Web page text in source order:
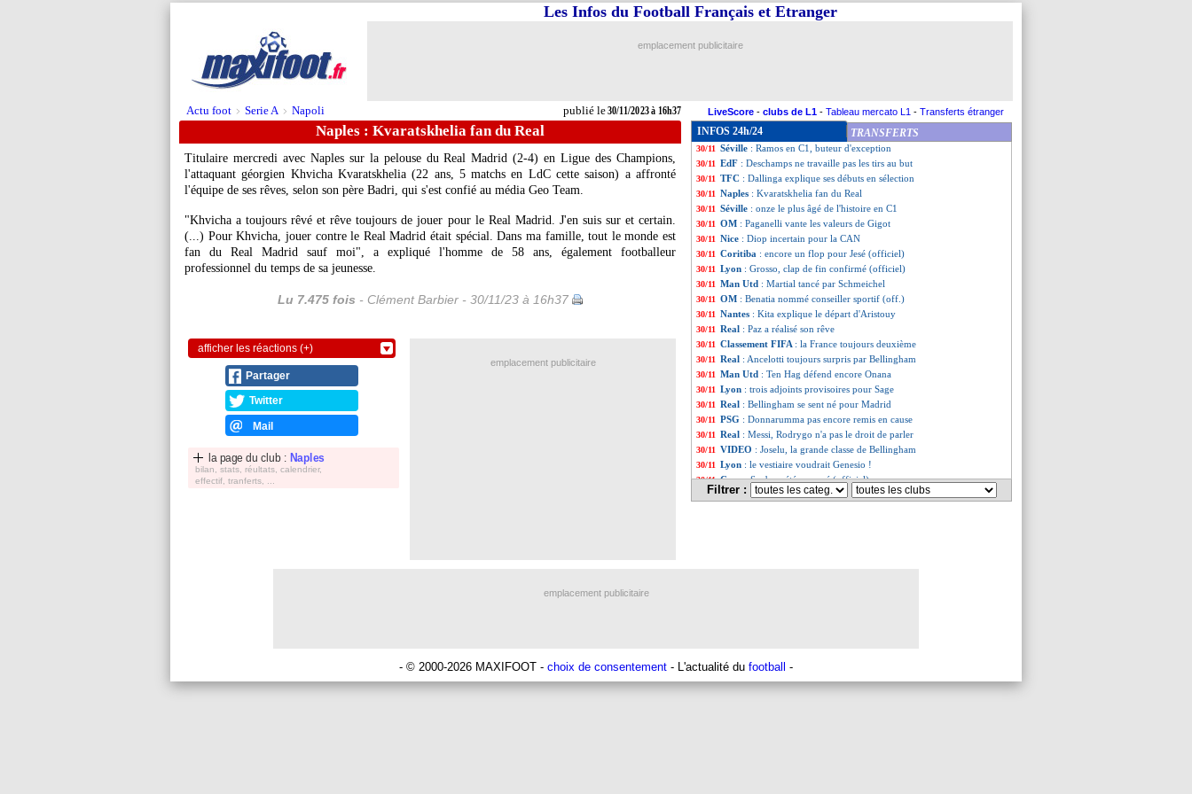
Actu foot > Serie A > Napoli publié le30/11/2023 à 16h37
Les Infos du Football Français et Etranger
emplacement publicitaire
LiveScore - clubs de L1 - Tableau mercato L1 - Transferts étranger
Naples : Kvaratskhelia fan du Real
Titulaire mercredi avec Naples sur la pelouse du Real Madrid (2-4) en Ligue des Champions,
l'attaquant géorgien Khvicha Kvaratskhelia(22 ans, 5 matchs en LdC cette saison) a affronté
l'équipe de ses rêves, selon son père Badri, qui s'est confié au média Geo Team.
"Khvicha a toujours rêvé et rêve toujours de jouer pour le Real Madrid. J'en suis sur et certain.
(...) Pour Khvicha, jouer contre le Real Madrid était spécial. Dans ma famille, tout le monde est
fan du Real Madrid sauf moi", a expliqué l'homme de 58 ans, également footballeur
professionnel du temps de sa jeunesse.
Lu 7.475 fois - Clément Barbier - 30/11/23 à 16h37
afficher les réactions (+)
Partager
Twitter
Mail
la page du club : Naples
bilan, stats, réultats, calendrier,
effectif, tranferts, ...
INFOS 24h/24 TRANSFERTS
30/11 PSG: un prêt pour Tenas ?
30/11 ArS: le carton d'Al Ahli !
30/11 C3: Maccabi Haifa-Rennes, les compos
30/11 TdC: PSG-Toulouse au Parc des Princes
30/11 Séville : Ramos en C1, buteur d'exception
30/11 EdF : Deschamps ne travaille pas les tirs au but
30/11 TFC : Dallinga explique ses débuts en sélection
30/11 Naples : Kvaratskhelia fan du Real
30/11 Séville : onze le plus âgé de l'histoire en C1
30/11 OM : Paganelli vante les valeurs de Gigot
30/11 Nice : Diop incertain pour la CAN
30/11 Coritiba : encore un flop pour Jesé (officiel)
30/11 Lyon : Grosso, clap de fin confirmé (officiel)
30/11 Man Utd : Martial tancé par Schmeichel
30/11 OM : Benatia nommé conseiller sportif (off.)
30/11 Nantes : Kita explique le départ d'Aristouy
30/11 Real : Paz a réalisé son rêve
30/11 Classement FIFA : la France toujours deuxième
30/11 Real : Ancelotti toujours surpris par Bellingham
30/11 Man Utd : Ten Hag défend encore Onana
30/11 Lyon : trois adjoints provisoires pour Sage
30/11 Real : Bellingham se sent né pour Madrid
30/11 PSG : Donnarumma pas encore remis en cause
30/11 Real : Messi, Rodrygo n'a pas le droit de parler
30/11 VIDEO : Joselu, la grande classe de Bellingham
30/11 Lyon : le vestiaire voudrait Genesio !
30/11 Caen: Seube a été nommé (officiel)
30/11 Arsenal : Arteta n'en revient pas
Liste des brèves du mer. 29 novembre 2023
Filtrer :
emplacement publicitaire
emplacement publicitaire
- © 2000-2026 MAXIFOOT - choix de consentement - L'actualité du football -